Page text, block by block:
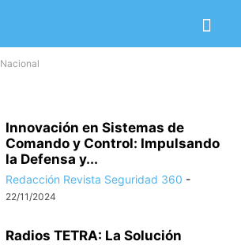
Nacional
Innovación en Sistemas de
Comando y Control: Impulsando
la Defensa y...
Redacción Revista Seguridad 360 -
22/11/2024
Radios TETRA: La Solución